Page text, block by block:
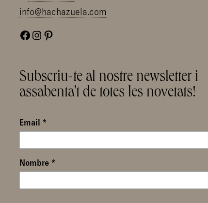
info@hachazuela.com
Facebook
Instagram
Pinterest
Subscriu-te al nostre newsletter i
assabenta't de totes les novetats!
Email *
Nombre *